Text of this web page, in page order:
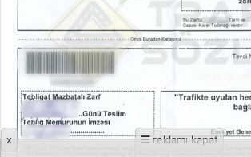
reklamı kapat
x